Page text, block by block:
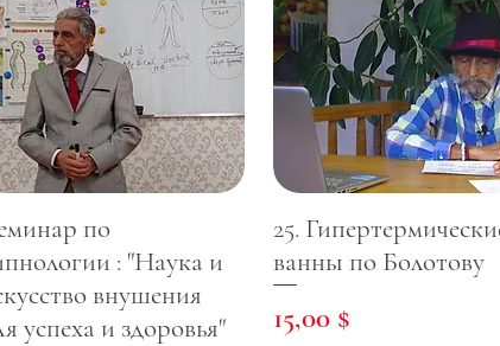
по
: "Наука и
внушения
успеха и здоровья"
25.
ванны по Болотову
Цена
15,00 $